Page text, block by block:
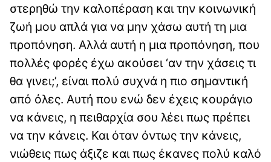
στερηθώ την καλοπέραση και την κοινωνική
ζωή μου απλά για να μην χάσω αυτή τη μια
προπόνηση. Αλλά αυτή η μια προπόνηση, που
πολλές φορές έχω ακούσει ‘αν την χάσεις τι
θα γινει;’, είναι πολύ συχνά η πιο σημαντική
από όλες. Αυτή που ενώ δεν έχεις κουράγιο
να κάνεις, η πειθαρχία σου λέει πως πρέπει
να την κάνεις. Και όταν όντως την κάνεις,
νιώθεις πως άξιζε και πως έκανες πολύ καλό